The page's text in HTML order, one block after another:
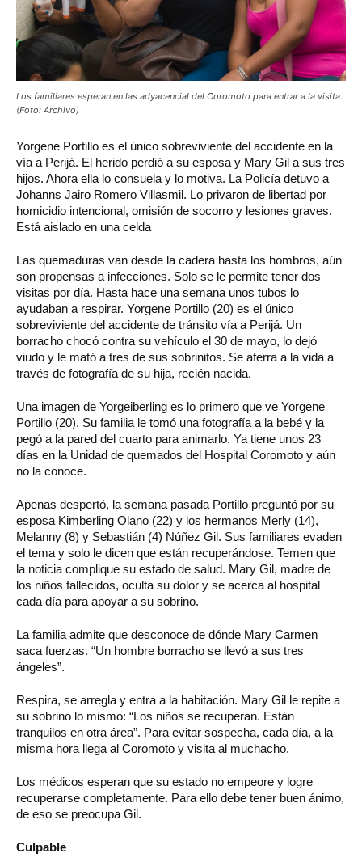
Los familiares esperan en las adyacencial del Coromoto para entrar a la visita.
(Foto: Archivo)
Yorgene Portillo es el único sobreviviente del accidente en la
vía a Perijá. El herido perdió a su esposa y Mary Gil a sus tres
hijos. Ahora ella lo consuela y lo motiva. La Policía detuvo a
Johanns Jairo Romero Villasmil. Lo privaron de libertad por
homicidio intencional, omisión de socorro y lesiones graves.
Está aislado en una celda
Las quemaduras van desde la cadera hasta los hombros, aún
son propensas a infecciones. Solo se le permite tener dos
visitas por día. Hasta hace una semana unos tubos lo
ayudaban a respirar. Yorgene Portillo (20) es el único
sobreviviente del accidente de tránsito vía a Perijá. Un
borracho chocó contra su vehículo el 30 de mayo, lo dejó
viudo y le mató a tres de sus sobrinitos. Se aferra a la vida a
través de fotografía de su hija, recién nacida.
Una imagen de Yorgeiberling es lo primero que ve Yorgene
Portillo (20). Su familia le tomó una fotografía a la bebé y la
pegó a la pared del cuarto para animarlo. Ya tiene unos 23
días en la Unidad de quemados del Hospital Coromoto y aún
no la conoce.
Apenas despertó, la semana pasada Portillo preguntó por su
esposa Kimberling Olano (22) y los hermanos Merly (14),
Melanny (8) y Sebastián (4) Núñez Gil. Sus familiares evaden
el tema y solo le dicen que están recuperándose. Temen que
la noticia complique su estado de salud. Mary Gil, madre de
los niños fallecidos, oculta su dolor y se acerca al hospital
cada día para apoyar a su sobrino.
La familia admite que desconoce de dónde Mary Carmen
saca fuerzas. “Un hombre borracho se llevó a sus tres
ángeles”.
Respira, se arregla y entra a la habitación. Mary Gil le repite a
su sobrino lo mismo: “Los niños se recuperan. Están
tranquilos en otra área”. Para evitar sospecha, cada día, a la
misma hora llega al Coromoto y visita al muchacho.
Los médicos esperan que su estado no empeore y logre
recuperarse completamente. Para ello debe tener buen ánimo,
de eso se preocupa Gil.
Culpable